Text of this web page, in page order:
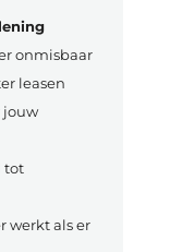
onmisbaar
leasen
jouw
tot
werkt als er